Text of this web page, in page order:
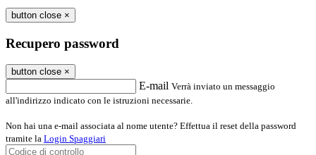
button close ×
Recupero password
button close ×
E-mail Verrà inviato un messaggio
all'indirizzo indicato con le istruzioni necessarie.
Non hai una e-mail associata al nome utente? Effettua il reset della password
tramite la Login Spaggiari